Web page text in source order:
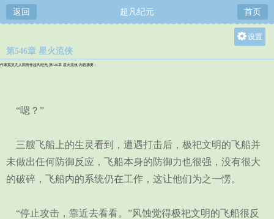
返回 超凡纪元 首页
设置
第546章 星火流侠
作家莫笑几人回所作超凡纪元,第546章 星火流侠,内容摘要：
“嗯？”
三艘飞船上的生灵看到，遭遇打击后，极祀文明的飞船并
未做出任何防御反应，飞船本身的防御力也很强，没有很大
的破碎，飞船内的系统仍在工作，这让他们为之一愣。
“停止攻击，靠近去看看。”风蚀觉得极祀文明的飞船很反